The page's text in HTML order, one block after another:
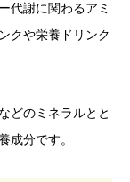
代謝に関わるアミ
クや栄養ドリンク
などのミネラルとと
成分です。